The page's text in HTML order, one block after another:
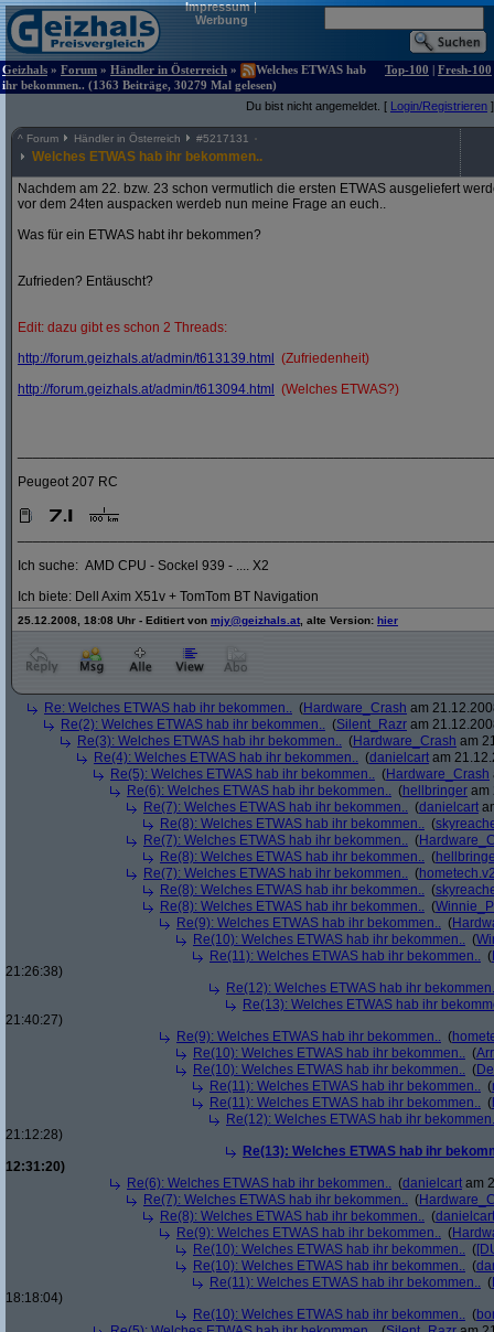
Impressum|
Werbung
Geizhals » Forum » Händler in Österreich »
Welches ETWAS hab
ihr bekommen.. (1363 Beiträge, 30279 Mal gelesen)
Top-100 | Fresh-100
Du bist nicht angemeldet. [ Login/Registrieren ]
^ Forum Händler in Österreich #5217131
Welches ETWAS hab ihr bekommen..
Nachdem am 22. bzw. 23 schon vermutlich die ersten ETWAS ausgeliefert
vor dem 24ten auspacken werdeb nun meine Frage an euch..
Was für ein ETWAS habt ihr bekommen?
Zufrieden? Entäuscht?
Edit: dazu gibt es schon 2 Threads:
http://forum.geizhals.at/admin/t613139.html
(Zufriedenheit)
http://forum.geizhals.at/admin/t613094.html (Welches ETWAS?)
Peugeot 207 RC
Ich suche: AMD CPU - Sockel 939 - .... X2
Ich biete: Dell Axim X51v + TomTom BT Navigation
25.12.2008, 18:08 Uhr - Editiert von mjy@geizhals.at , alte Version: hier
Re: Welches ETWAS hab ihr bekommen.. (Hardware_Crash am
Re(2): Welches ETWAS hab ihr bekommen.. (Silent_Razr am
Re(3): Welches ETWAS hab ihr bekommen.. (Hardware_Crash am
Re(4): Welches ETWAS hab ihr bekommen.. (danielcart am
Re(5): Welches ETWAS hab ihr bekommen.. (Hardware_Crash
Re(6): Welches ETWAS hab ihr bekommen.. (hellbringer am
Re(7): Welches ETWAS hab ihr bekommen.. (danielcart
Re(8): Welches ETWAS hab ihr bekommen.. (
Re(7): Welches ETWAS hab ihr bekommen.. (
Re(8): Welches ETWAS hab ihr bekommen.. (
Re(7): Welches ETWAS hab ihr bekommen.. (
Re(8): Welches ETWAS hab ihr bekommen.. (
Re(8): Welches ETWAS hab ihr bekommen.. (
Re(9): Welches ETWAS hab ihr bekommen.. (
Re(10): Welches ETWAS hab ihr bekommen.. (
Re(11): Welches ETWAS hab ihr bekommen.. (
21:26:38)
Re(12): Welches ETWAS hab ihr
Re(13): Welches ETWAS hab ihr
21:40:27)
Re(9): Welches ETWAS hab ihr bekommen.. (
Re(10): Welches ETWAS hab ihr bekommen.. (
Re(10): Welches ETWAS hab ihr bekommen.. (
Re(11): Welches ETWAS hab ihr bekommen.. (
Re(11): Welches ETWAS hab ihr bekommen.. (
Re(12): Welches ETWAS hab ihr
21:12:28)
Re(13): Welches ETWAS hab ihr
12:31:20)
Re(6): Welches ETWAS hab ihr bekommen.. (danielcart am
Re(7): Welches ETWAS hab ihr bekommen.. (
Re(8): Welches ETWAS hab ihr bekommen.. (danielcart
Re(9): Welches ETWAS hab ihr bekommen.. (
Re(10): Welches ETWAS hab ihr bekommen.. (
Re(10): Welches ETWAS hab ihr bekommen.. (
Re(11): Welches ETWAS hab ihr bekommen.. (
18:18:04)
Re(10): Welches ETWAS hab ihr bekommen.. (